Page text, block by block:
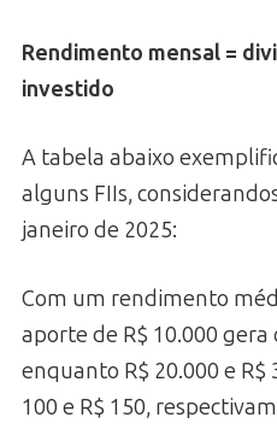
Rendimento mensal =
investido
A tabela abaixo
alguns FIIs,
janeiro de 2025:
Com um rendimento
aporte de R$ 10.000 gera
enquanto R$ 20.000 e
100 e R$ 150,